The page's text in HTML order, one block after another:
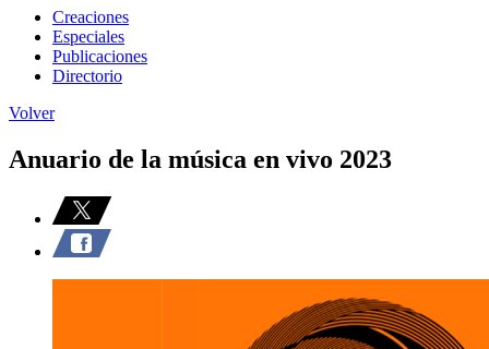
Creaciones
Especiales
Publicaciones
Directorio
Volver
Anuario de la música en vivo 2023